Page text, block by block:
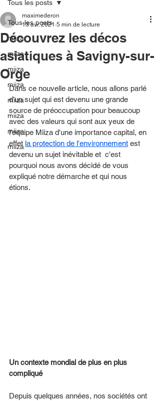
Tous les posts
miiza
miiza
miiza
miiza
miiza
miiza
miiza
miiza
Tous les posts
Découvrez les décos
asiatiques à Savigny-sur-
Orge
maximederon
13 avr. 2021 5 min de lecture
Dans ce nouvelle article, nous allons parlé
d'un sujet qui est devenu une grande
source de préoccupation pour beaucoup
avec des valeurs qui sont aux yeux de
l'équipe Miiza d'une importance capital, en
effet la protection de l'environnement est
devenu un sujet inévitable et  c'est
pourquoi nous avons décidé de vous
expliqué notre démarche et qui nous
étions.
Un contexte mondial de plus en plus
compliqué
Depuis quelques années, nos sociétés ont